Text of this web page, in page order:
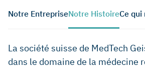
Notre EntrepriseNotre HistoireCe
La société suisse de MedTech
dans le domaine de la médecine